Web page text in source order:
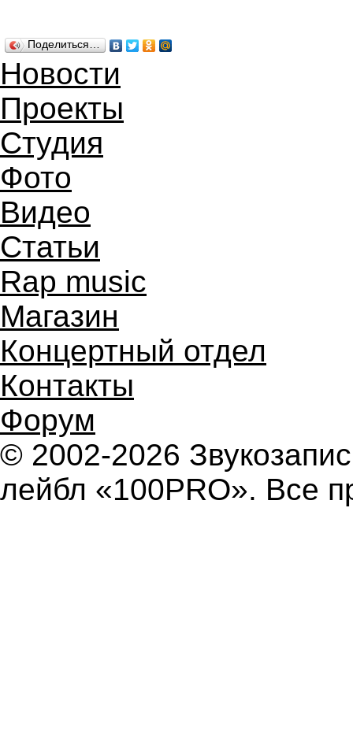
Поделиться…
Новости
Проекты
Студия
Фото
Видео
Статьи
Rap music
Магазин
Концертный отдел
Контакты
Форум
© 2002-2026
лейбл «100PRO». Все